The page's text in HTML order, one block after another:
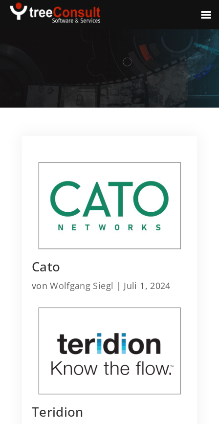
Cato
vonWolfgang Siegl | Juli 1, 2024
Teridion